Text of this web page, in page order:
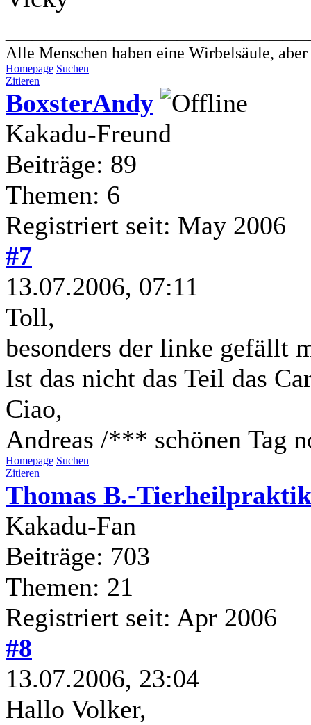
Alle Menschen haben eine Wirbelsäule,
Homepage Suchen
Zitieren
BoxsterAndy
Kakadu-Freund
Beiträge: 89
Themen: 6
Registriert seit: May 2006
#7
13.07.2006, 07:11
Toll,
besonders der linke gefällt
Ist das nicht das Teil das
Ciao,
Andreas /*** schönen Tag
Homepage Suchen
Zitieren
Thomas B.-
Kakadu-Fan
Beiträge: 703
Themen: 21
Registriert seit: Apr 2006
#8
13.07.2006, 23:04
Hallo Volker,